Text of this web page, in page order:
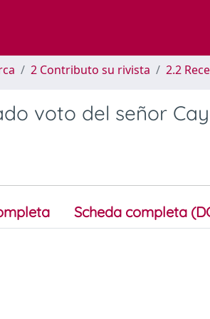
2 Contributo su rivista 2.2
voto del señor
Scheda completa